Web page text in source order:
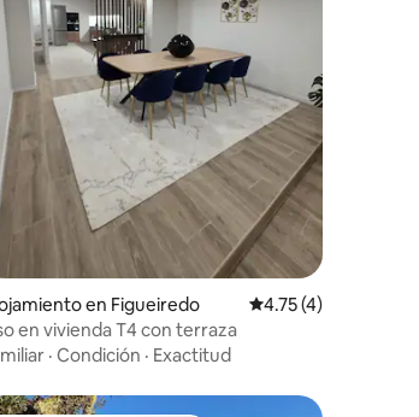
4.96 de 5, 45 reseñas
en Figueiredo Calificación
4.75 (4)
en vivienda T4 con terraza
· Condición · Exactitud